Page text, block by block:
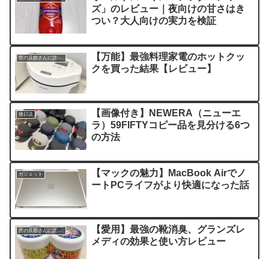
ズ」のレビュー｜夜向けの甘さはき
つい？大人向けの実力を検証
世の旦那さんに読んでほしい記事
【万能】最強料理家電のホットクッ
クを買った結果【レビュー】
後日談
【画像付き】NEWERA（ニューエ
ラ）59FIFTYコピー品を見分ける6つ
の方法
ガジェット
【マックの魅力】MacBook Airでノ
ートPCライフがより快適になった話
世の旦那さんに読んでほしい記事
【愛用】最強の靴消臭、グランズレ
メディの効果と使い方レビュー